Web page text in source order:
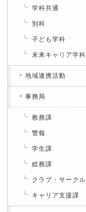
学科共通
別科
子ども学科
未来キャリア学科
地域連携活動
事務局
教務課
警報
学生課
総務課
クラブ・サークル
キャリア支援課